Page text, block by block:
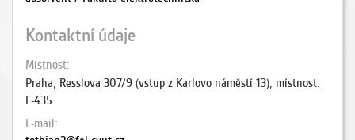
Kontaktní údaje
Místnost
Praha, Resslova 307/9 (vstup z Karlovo náměstí 13), místnost:
E-435
E-mail